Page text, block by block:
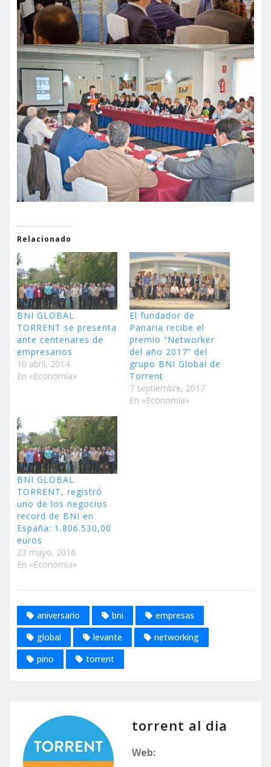
Relacionado
BNI GLOBAL
TORRENT se presenta
ante centenares de
empresarios
10 abril, 2014
En «Economía»
El fundador de
Panaria recibe el
premio “Networker
del año 2017” del
grupo BNI Global de
Torrent
7 septiembre, 2017
En «Economía»
BNI GLOBAL
TORRENT, registró
uno de los negocios
record de BNI en
España: 1.806.530,00
euros
23 mayo, 2016
En «Economía»
aniversario bni
empresas
global
levante
networking
pino
torrent
torrent al dia
Web: